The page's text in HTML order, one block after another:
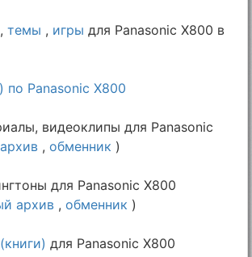
,темы , игры для Panasonic X800 в
по Panasonic X800
видеоклипы для Panasonic
,обменник )
для Panasonic X800
архив ,обменник )
для Panasonic X800